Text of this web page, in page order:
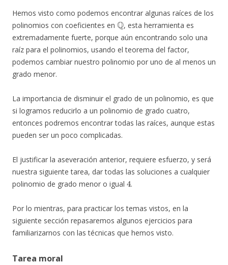
Hemos visto como podemos encontrar algunas raíces de los
polinomios con coeficientes en
Q
, esta herramienta es
extremadamente fuerte, porque aún encontrando solo una
raíz para el polinomios, usando el teorema del factor,
podemos cambiar nuestro polinomio por uno de al menos un
grado menor.
La importancia de disminuir el grado de un polinomio, es que
si logramos reducirlo a un polinomio de grado cuatro,
entonces podremos encontrar todas las raíces, aunque estas
pueden ser un poco complicadas.
El justificar la aseveración anterior, requiere esfuerzo, y será
nuestra siguiente tarea, dar todas las soluciones a cualquier
polinomio de grado menor o igual
4
.
Por lo mientras, para practicar los temas vistos, en la
siguiente sección repasaremos algunos ejercicios para
familiarizarnos con las técnicas que hemos visto.
Tarea moral